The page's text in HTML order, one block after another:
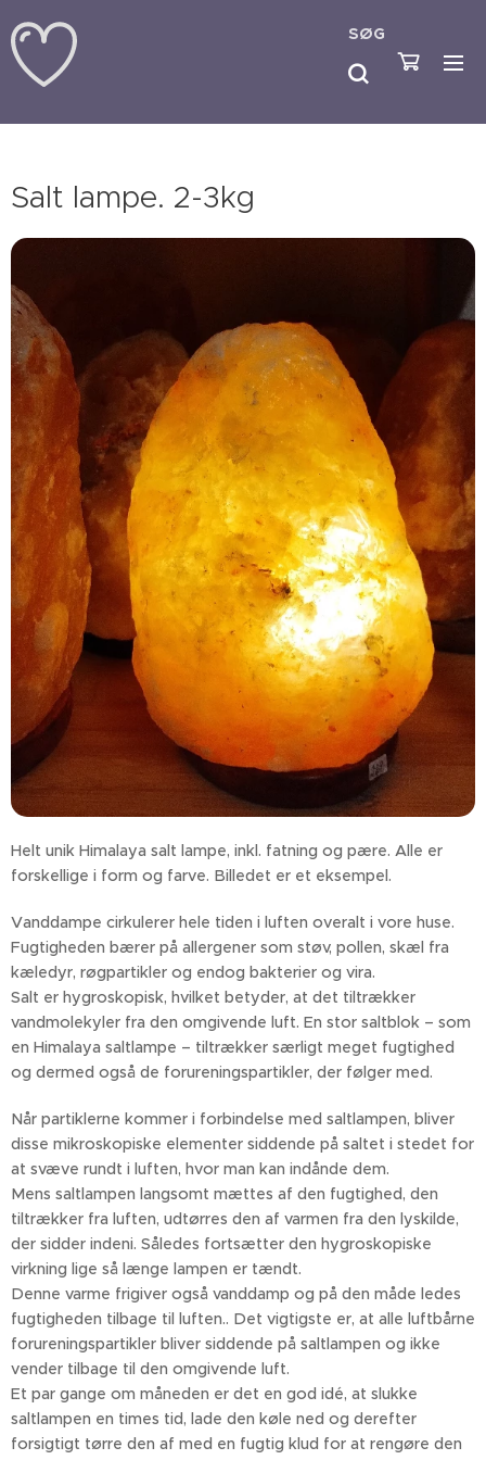
SØG
Salt lampe. 2-3kg
Helt unik Himalaya salt lampe, inkl. fatning og pære. Alle er
forskellige i form og farve. Billedet er et eksempel.
Vanddampe cirkulerer hele tiden i luften overalt i vore huse.
Fugtigheden bærer på allergener som støv, pollen, skæl fra
kæledyr, røgpartikler og endog bakterier og vira.
Salt er hygroskopisk, hvilket betyder, at det tiltrækker
vandmolekyler fra den omgivende luft. En stor saltblok – som
en Himalaya saltlampe – tiltrækker særligt meget fugtighed
og dermed også de forureningspartikler, der følger med.
Når partiklerne kommer i forbindelse med saltlampen, bliver
disse mikroskopiske elementer siddende på saltet i stedet for
at svæve rundt i luften, hvor man kan indånde dem.
Mens saltlampen langsomt mættes af den fugtighed, den
tiltrækker fra luften, udtørres den af varmen fra den lyskilde,
der sidder indeni. Således fortsætter den hygroskopiske
virkning lige så længe lampen er tændt.
Denne varme frigiver også vanddamp og på den måde ledes
fugtigheden tilbage til luften.. Det vigtigste er, at alle luftbårne
forureningspartikler bliver siddende på saltlampen og ikke
vender tilbage til den omgivende luft.
Et par gange om måneden er det en god idé, at slukke
saltlampen en times tid, lade den køle ned og derefter
forsigtigt tørre den af med en fugtig klud for at rengøre den